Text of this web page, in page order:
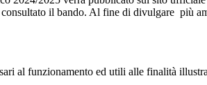
il bando. Al fine di divulgare più
al funzionamento ed utili alle finalità